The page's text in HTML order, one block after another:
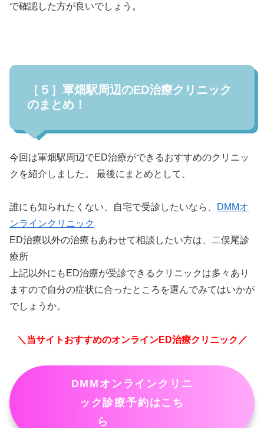
で確認した方が良いでしょう。
［５］軍畑駅周辺のED治療クリニック
のまとめ！
今回は軍畑駅周辺でED治療ができるおすすめのクリニッ
クを紹介しました。 最後にまとめとして、
誰にも知られたくない、自宅で受診したいなら、
DMMオ
ンラインクリニック
ED治療以外の治療もあわせて相談したい方は、二俣尾診
療所
上記以外にもED治療が受診できるクリニックは多々あり
ますので自分の症状に合ったところを選んでみてはいかが
でしょうか。
＼当サイトおすすめのオンラインED治療クリニック／
DMMオンラインクリニ
ック診療予約はこち
ら